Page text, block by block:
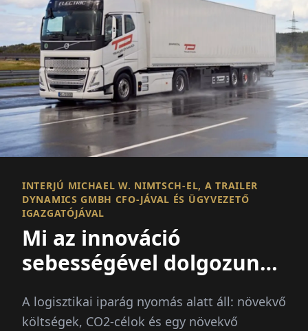
INTERJÚ MICHAEL W. NIMTSCH-EL, A TRAILER
DYNAMICS GMBH CFO-JÁVAL ÉS ÜGYVEZETŐ
IGAZGATÓJÁVAL
Mi az innováció
sebességével dolgozunk
nem
A logisztikai iparág nyomás alatt áll: növekvő
költségek, CO2-célok és egy növekvő